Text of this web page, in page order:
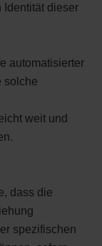
Identität dieser
automatisierter
solche
weit und
dass die
spezifischen